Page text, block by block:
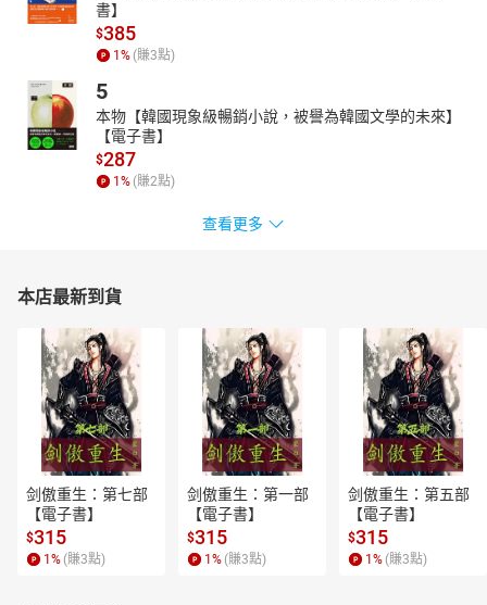
只「炒」作基本面佳的公司，降低風險
許多短線進出的投資人，在操作時並不考慮基本面。本書作者則仍
考量營收及本益比等基本面因素，可以有效降低風險。畢竟正常運
作、有獲利的公司，你還怕它跌到哪去？
專家推薦
安泰證劵總經理 許瑞立
籌碼達人 彼得龍
思瑞設計工程公司負責人 Lily Chang
書】
$385
1 % (賺3點)
5
本物【韓國現象級暢銷小說，被譽為韓國文學的未來】
【電子書】
$287
1 % (賺2點)
查看更多
本店最新到貨
剑傲重生：第七部
【電子書】
$315
1 % (賺3點)
剑傲重生：第一部
【電子書】
$315
1 % (賺3點)
剑傲重生：第五部
【電子書】
$315
1 % (賺3點)